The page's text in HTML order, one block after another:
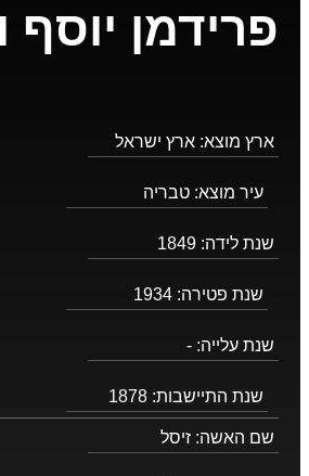
פרידמן יוסף
ארץ מוצא: ארץ ישראל
עיר מוצא: טבריה
שנת לידה: 1849
שנת פטירה: 1934
שנת עלייה: -
שנת התיישבות: 1878
שם האשה: זיסל